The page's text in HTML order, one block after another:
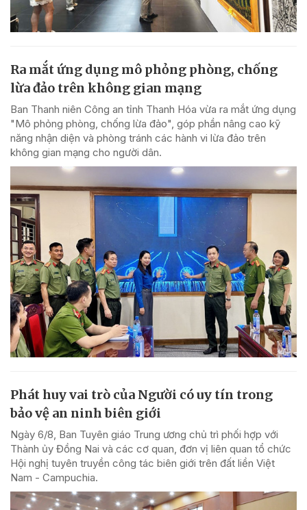
Ra mắt ứng dụng mô phỏng phòng, chống
lừa đảo trên không gian mạng
Ban Thanh niên Công an tỉnh Thanh Hóa vừa ra mắt ứng dụng
"Mô phỏng phòng, chống lừa đảo", góp phần nâng cao kỹ
năng nhận diện và phòng tránh các hành vi lừa đảo trên
không gian mạng cho người dân.
Phát huy vai trò của Người có uy tín trong
bảo vệ an ninh biên giới
Ngày 6/8, Ban Tuyên giáo Trung ương chủ trì phối hợp với
Thành ủy Đồng Nai và các cơ quan, đơn vị liên quan tổ chức
Hội nghị tuyên truyền công tác biên giới trên đất liền Việt
Nam - Campuchia.